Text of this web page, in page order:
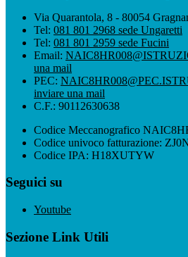
Via Quarantola, 8 - 80054
Tel: 081 801 2968 sede Ungaretti
Tel: 081 801 2959 sede Fucini
Email:
una mail
PEC:
inviare una mail
C.F.: 90112630638
Codice Meccanografico
Codice univoco fatturazione:
Codice IPA: H18XUTYW
Seguici su
Youtube
Sezione Link Utili